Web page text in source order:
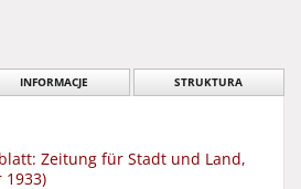
INFORMACJE STRUKTURA
Zeitung für Stadt und Land,
1933)